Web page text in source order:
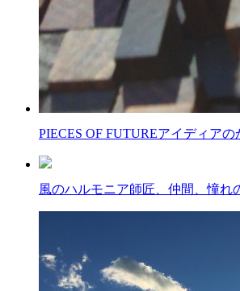
PIECES OF FUTUREアイディアの
風のハルモニア師匠、仲間、憧れ